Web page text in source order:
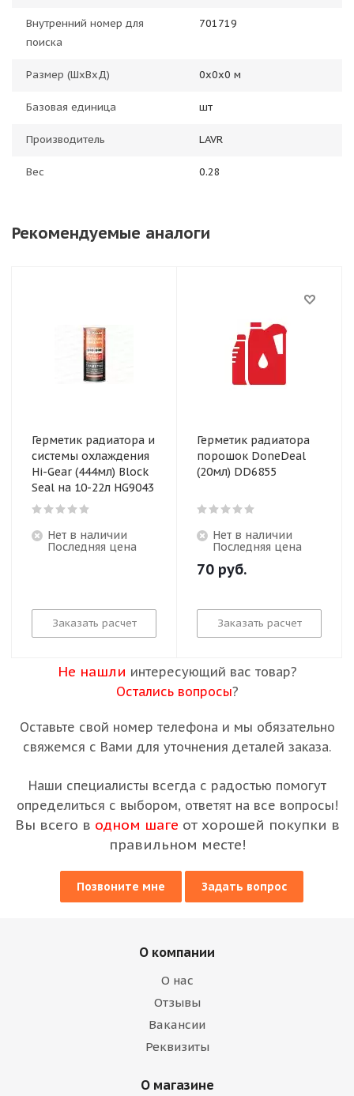
Внутренний номер для
поиска
701719
Размер (ШхВхД) 0х0х0 м
Базовая единица шт
Производитель LAVR
Вес 0.28
Рекомендуемые аналоги
Герметик радиатора и
системы охлаждения
Hi-Gear (444мл) Block
Seal на 10-22л HG9043
Нет в наличии
Последняя цена
Заказать расчет
Герметик радиатора
порошок DoneDeal
(20мл) DD6855
Нет в наличии
Последняя цена
70 руб.
Заказать расчет
Не нашли интересующий вас товар?
Остались вопросы?
Оставьте свой номер телефона и мы обязательно
свяжемся с Вами для уточнения деталей заказа.
Наши специалисты всегда с радостью помогут
определиться с выбором, ответят на все вопросы!
Вы всего в одном шаге от хорошей покупки в
правильном месте!
Позвоните мне Задать вопрос
О компании
О нас
Отзывы
Вакансии
Реквизиты
О магазине